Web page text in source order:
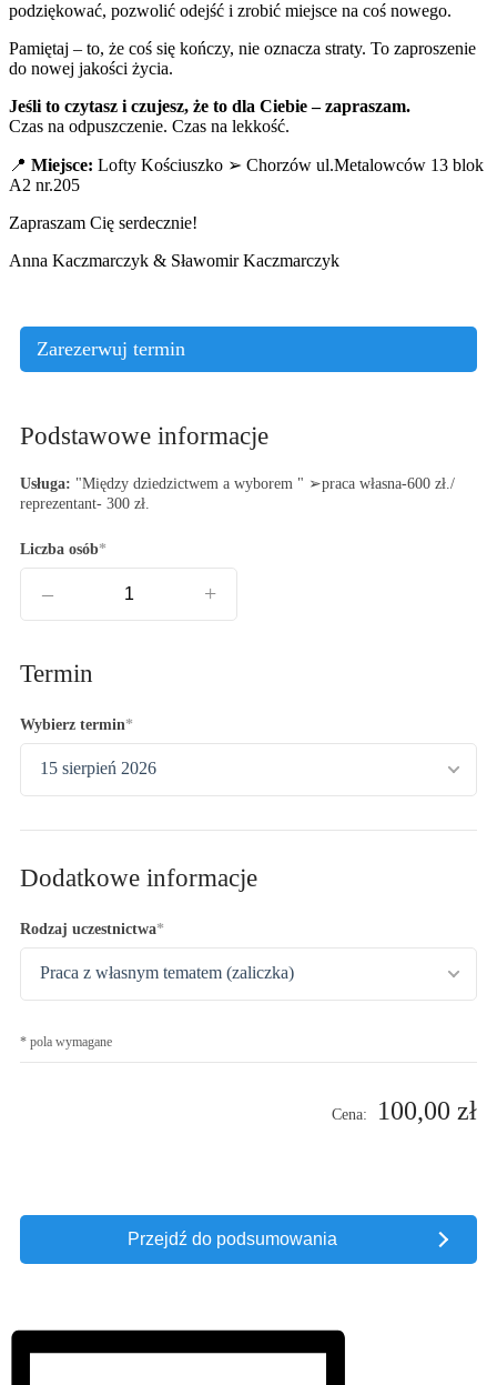
podziękować, pozwolić odejść i zrobić miejsce na coś nowego.
Pamiętaj – to, że coś się kończy, nie oznacza straty. To zaproszenie
do nowej jakości życia.
Jeśli to czytasz i czujesz, że to dla Ciebie – zapraszam.
Czas na odpuszczenie. Czas na lekkość.
📍 Miejsce: Lofty Kościuszko ➢ Chorzów ul.Metalowców 13 blok
A2 nr.205
Zapraszam Cię serdecznie!
Anna Kaczmarczyk & Sławomir Kaczmarczyk
Zarezerwuj termin
Podstawowe informacje
Usługa: "Między dziedzictwem a wyborem " ➢praca własna-600 zł./
reprezentant- 300 zł.
Liczba osób
+
–
Termin
Wybierz termin
15 sierpień 2026
Dodatkowe informacje
Rodzaj uczestnictwa
Praca z własnym tematem (zaliczka)
* pola wymagane
Cena: 100,00 zł
Przejdź do podsumowania